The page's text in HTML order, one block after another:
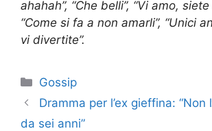
ahahah”, “Che belli”, “Vi amo, siete
“Come si fa a non amarli”, “Unici
vi divertite”.
Categorie
Gossip
Dramma per l’ex gieffina: “Non
da sei anni”